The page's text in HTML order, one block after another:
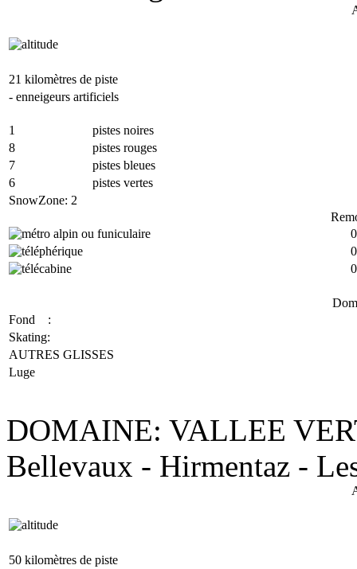
21 kilomètres de piste
- enneigeurs artificiels
1
pistes noires
8
pistes rouges
7
pistes bleues
6
pistes vertes
SnowZone: 2
0
0
0
Fond :
Skating:
AUTRES GLISSES
Luge
DOMAINE: VALLEE
Bellevaux - Hirmentaz -
50 kilomètres de piste